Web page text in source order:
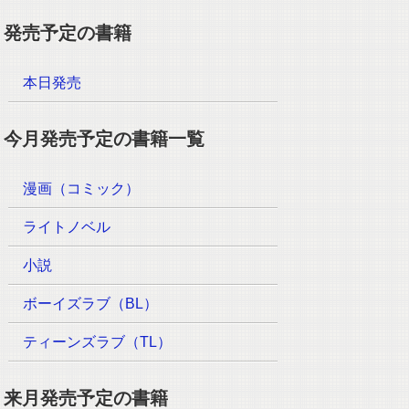
発売予定の書籍
本日発売
今月発売予定の書籍一覧
漫画（コミック）
ライトノベル
小説
ボーイズラブ（BL）
ティーンズラブ（TL）
来月発売予定の書籍